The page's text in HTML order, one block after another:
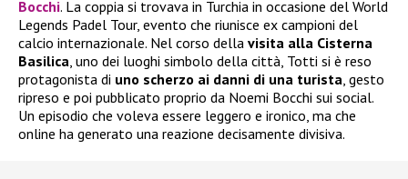
Bocchi. La coppia si trovava in Turchia in occasione del World
Legends Padel Tour, evento che riunisce ex campioni del
calcio internazionale. Nel corso della visita alla Cisterna
Basilica, uno dei luoghi simbolo della città, Totti si è reso
protagonista di uno scherzo ai danni di una turista, gesto
ripreso e poi pubblicato proprio da Noemi Bocchi sui social.
Un episodio che voleva essere leggero e ironico, ma che
online ha generato una reazione decisamente divisiva.